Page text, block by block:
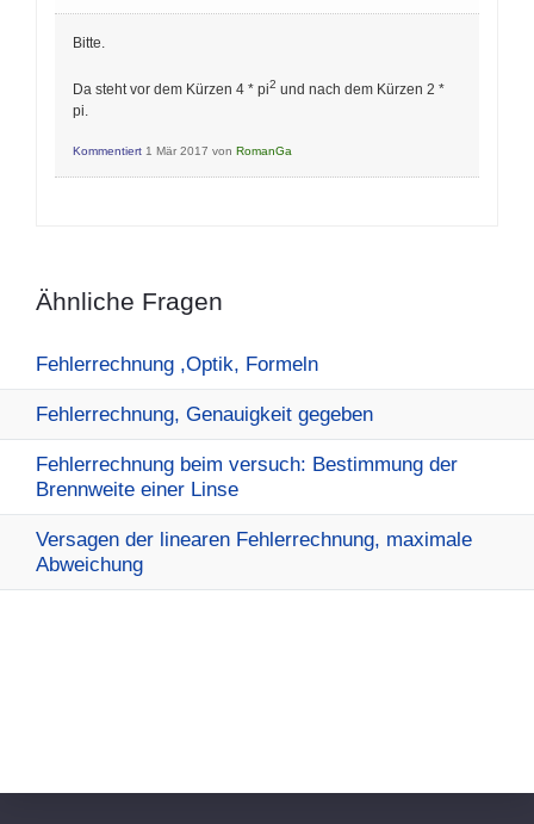
Bitte.
Da steht vor dem Kürzen 4 * pi2 und nach dem Kürzen 2 *
pi.
Kommentiert 1 Mär 2017 von RomanGa
Ähnliche Fragen
Fehlerrechnung ,Optik, Formeln
Fehlerrechnung, Genauigkeit gegeben
Fehlerrechnung beim versuch: Bestimmung der
Brennweite einer Linse
Versagen der linearen Fehlerrechnung, maximale
Abweichung